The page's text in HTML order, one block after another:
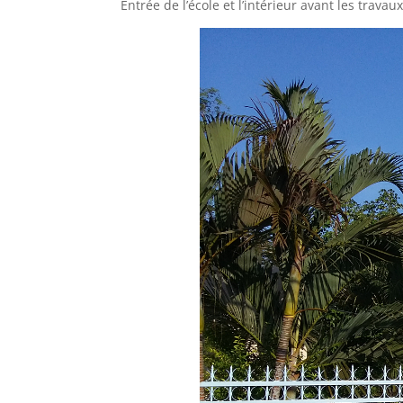
Entrée de l’école et l’intérieur avant les travaux